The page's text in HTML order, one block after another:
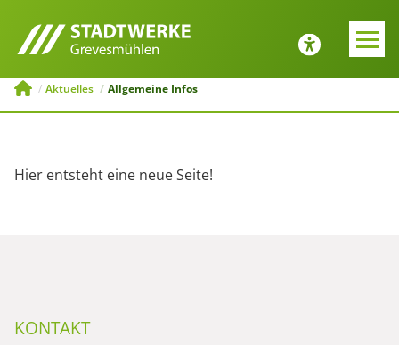
E-MOBILITÄT
Tipps zur Emobilität
Ladesäulenkonfigurator
JOBS UND
AUSBILDUNG
Zurück
Menü schließen
Aktuelles Allgemeine Infos
Hier entsteht eine neue Seite!
KONTAKT